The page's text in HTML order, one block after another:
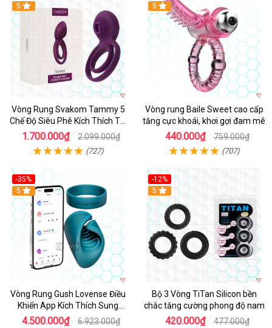
5
Vòng Rung Svakom Tammy 5
Chế Độ Siêu Phê Kích Thích Tối
Đa
1.700.000₫ 2.099.000₫
(727)
5
Vòng rung Baile Sweet cao cấp
tăng cực khoái, khơi gợi đam mê
440.000₫ 759.000₫
(707)
-35%
Hot
5
Vòng Rung Gush Lovense Điều
Khiển App Kích Thích Sung
Sướng
4.500.000₫ 6.923.000₫
-12%
5
Bộ 3 Vòng TiTan Silicon bền
chắc tăng cường phong độ nam
420.000₫ 477.000₫